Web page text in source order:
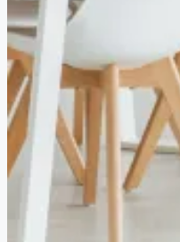
CREATE A LISTING